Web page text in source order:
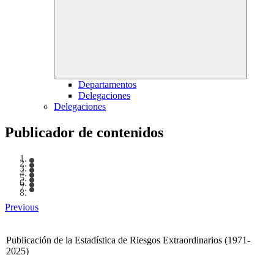
Departamentos
Delegaciones
Delegaciones
Publicador de contenidos
Previous
Publicación de la Estadística de Riesgos Extraordinarios (1971-
2025)